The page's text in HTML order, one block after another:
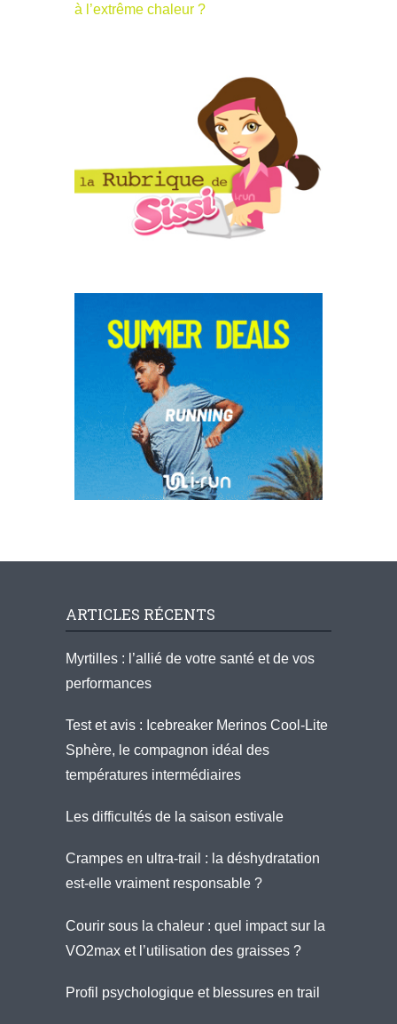
à l’extrême chaleur ?
ARTICLES RÉCENTS
Myrtilles : l’allié de votre santé et de vos
performances
Test et avis : Icebreaker Merinos Cool-Lite
Sphère, le compagnon idéal des
températures intermédiaires
Les difficultés de la saison estivale
Crampes en ultra-trail : la déshydratation
est-elle vraiment responsable ?
Courir sous la chaleur : quel impact sur la
VO2max et l’utilisation des graisses ?
Profil psychologique et blessures en trail